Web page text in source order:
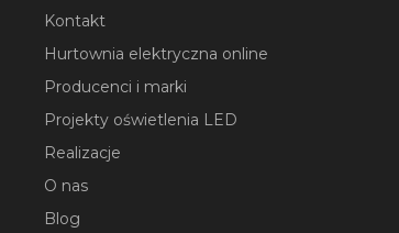
Kontakt
Hurtownia elektryczna online
Producenci i marki
Projekty oświetlenia LED
Realizacje
O nas
Blog